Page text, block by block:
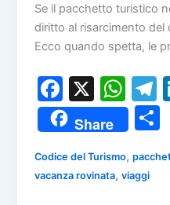
Se il pacchetto turistico
diritto al risarcimento del
Ecco quando spetta, le
F
a
c
e
b
X
W
h
at
s
A
el
e
Share
Codice del Turismo,
vacanza rovinata,viaggi